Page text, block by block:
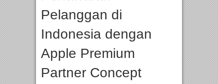
Pelanggan di
Indonesia dengan
Apple Premium
Partner Concept